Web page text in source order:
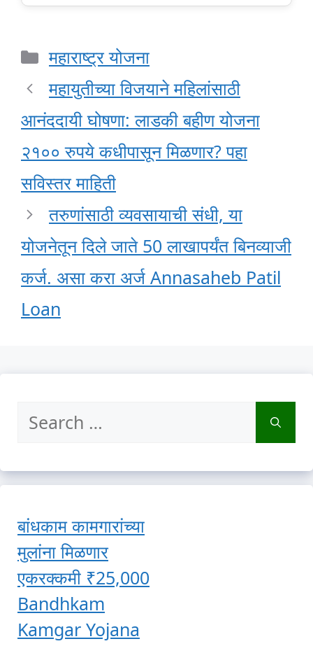
Categories
महाराष्ट्र योजना
महायुतीच्या विजयाने महिलांसाठी
आनंददायी घोषणा: लाडकी बहीण योजना
२१०० रुपये कधीपासून मिळणार? पहा
सविस्तर माहिती
तरुणांसाठी व्यवसायाची संधी, या
योजनेतून दिले जाते 50 लाखापर्यंत बिनव्याजी
कर्ज. असा करा अर्ज Annasaheb Patil
Loan
Search
बांधकाम कामगारांच्या
मुलांना मिळणार
एकरक्कमी ₹25,000
Bandhkam
Kamgar Yojana